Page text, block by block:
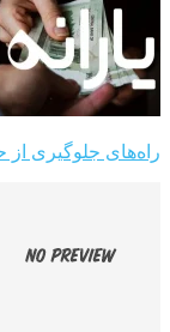
راه‌های جلوگیری از